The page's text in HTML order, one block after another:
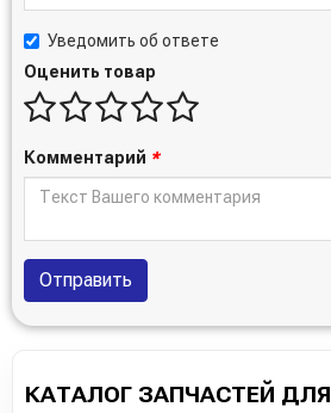
Уведомить об ответе
Оценить товар
Комментарий *
Отправить
КАТАЛОГ ЗАПЧАСТЕЙ ДЛЯ